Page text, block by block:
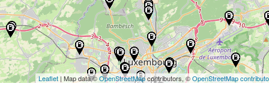
Leaflet | Map data ©OpenStreetMapcontributors, ©OpenStreetMap